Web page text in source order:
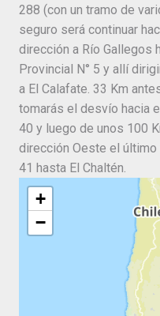
288 (con un tramo de
seguro será continuar
dirección a Río Gallegos
Provincial N° 5 y allí
a El Calafate. 33 Km
tomarás el desvío hacia
40 y luego de unos 100
dirección Oeste el último
41 hasta El Chaltén.
+
−